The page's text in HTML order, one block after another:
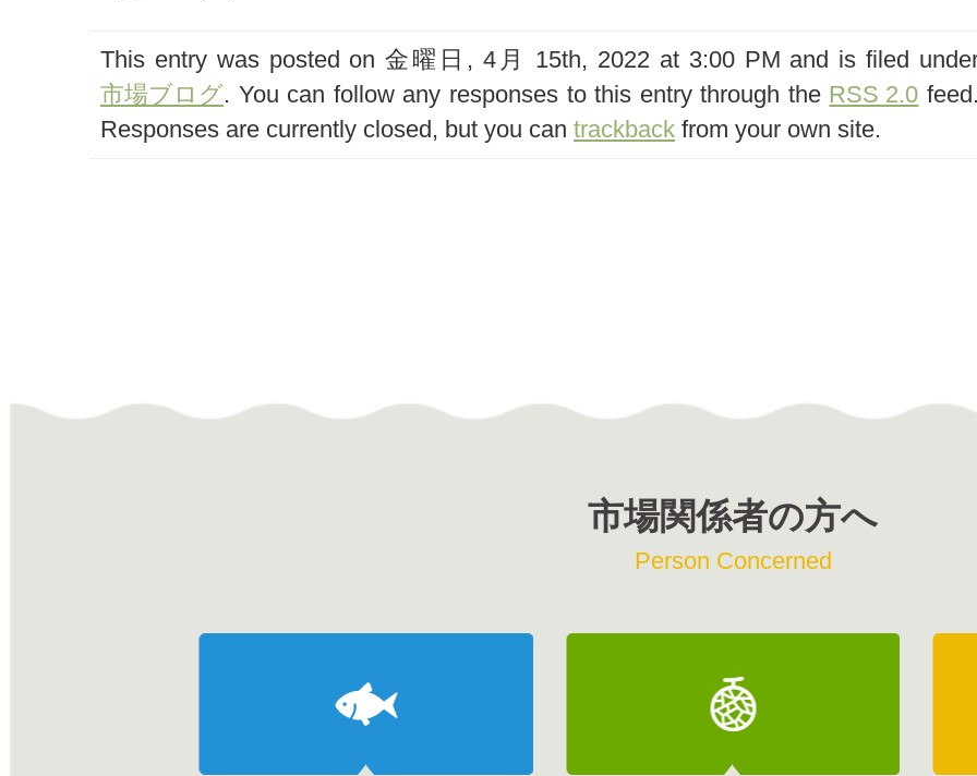
This entry was posted on 金曜日, 4月 15th, 2022 at 3:00 PM and is filed
市場ブログ. You can follow any responses to this entry through the RSS 2.0
Responses are currently closed, but you can trackback from your own site.
市場関係者の方へ
Person Concerned